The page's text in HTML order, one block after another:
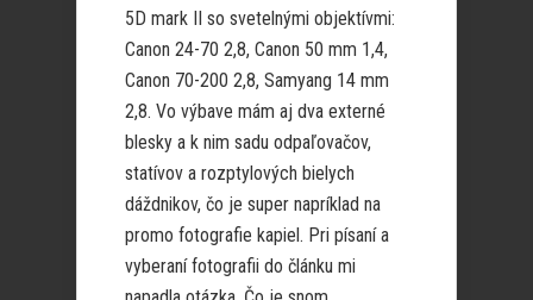
5D mark II so svetelnými objektívmi:
Canon 24-70 2,8, Canon 50 mm 1,4,
Canon 70-200 2,8, Samyang 14 mm
2,8. Vo výbave mám aj dva externé
blesky a k nim sadu odpaľovačov,
statívov a rozptylových bielych
dáždnikov, čo je super napríklad na
promo fotografie kapiel. Pri písaní a
vyberaní fotografii do článku mi